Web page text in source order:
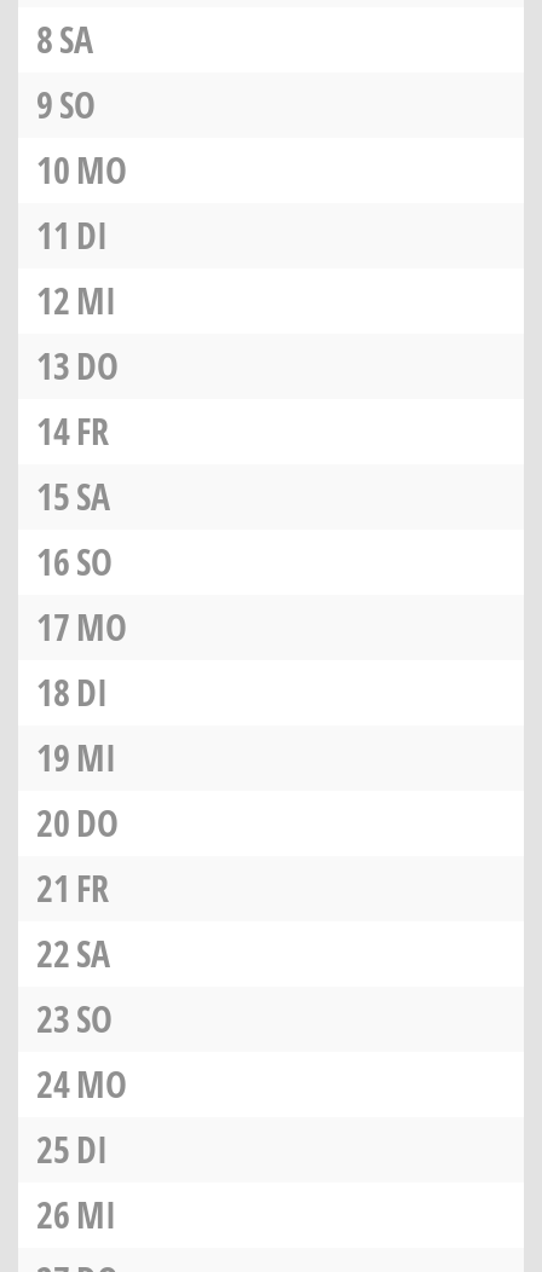
8SA
9SO
10MO
11 DI
12MI
13DO
14FR
15SA
16SO
17MO
18DI
19MI
20DO
21 FR
22SA
23SO
24MO
25DI
26MI